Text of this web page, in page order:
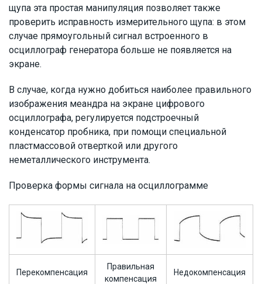
щупа эта простая манипуляция позволяет также
проверить исправность измерительного щупа: в этом
случае прямоугольный сигнал встроенного в
осциллограф генератора больше не появляется на
экране.
В случае, когда нужно добиться наиболее правильного
изображения меандра на экране цифрового
осциллографа, регулируется подстроечный
конденсатор пробника, при помощи специальной
пластмассовой отверткой или другого
неметаллического инструмента.
Проверка формы сигнала на осциллограмме
Перекомпенсация
Правильная
компенсация
Недокомпенсация